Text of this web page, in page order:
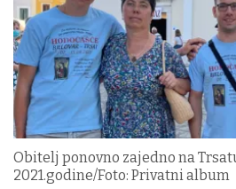
Obitelj ponovno zajedno na
2021.godine/Foto: Privatni album